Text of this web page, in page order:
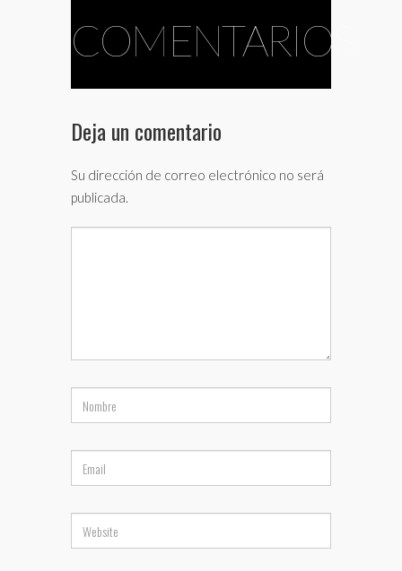
COMENTARIOS
Deja un comentario
Su dirección de correo electrónico no será
publicada.